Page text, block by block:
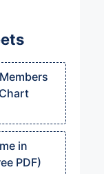
Members
in
PDF)